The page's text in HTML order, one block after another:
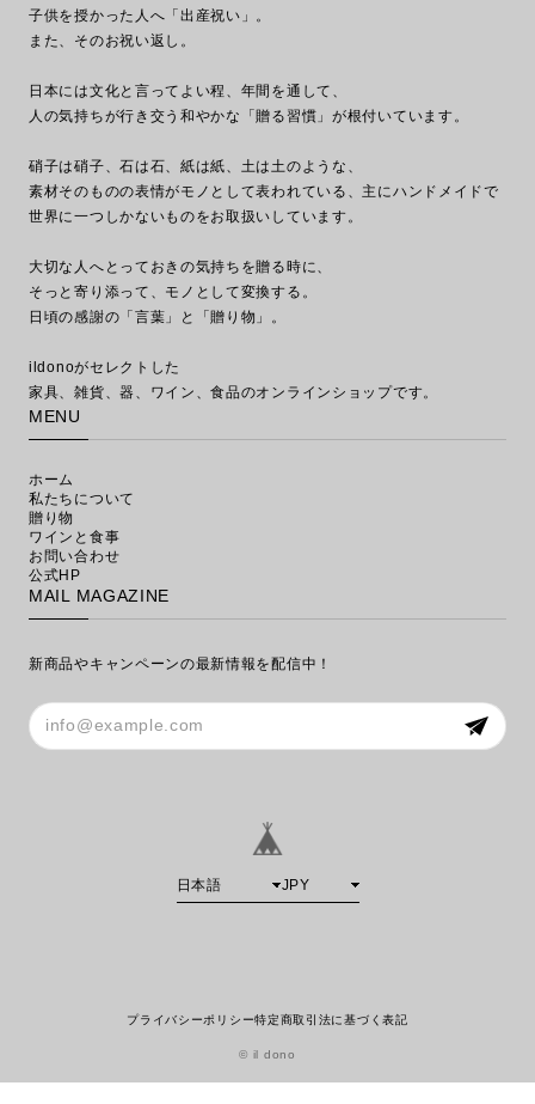
子供を授かった人へ「出産祝い」。
また、そのお祝い返し。
日本には文化と言ってよい程、年間を通して、
人の気持ちが行き交う和やかな「贈る習慣」が根付いています。
硝子は硝子、石は石、紙は紙、土は土のような、
素材そのものの表情がモノとして表われている、主にハンドメイドで
世界に一つしかないものをお取扱いしています。
大切な人へとっておきの気持ちを贈る時に、
そっと寄り添って、モノとして変換する。
日頃の感謝の「言葉」と「贈り物」。
ildonoがセレクトした
MENU
ホーム
私たちについて
贈り物
ワインと食事
お問い合わせ
公式HP
MAIL MAGAZINE
新商品やキャンペーンの最新情報を配信中！
プライバシーポリシー特定商取引法に基づく表記
© il dono